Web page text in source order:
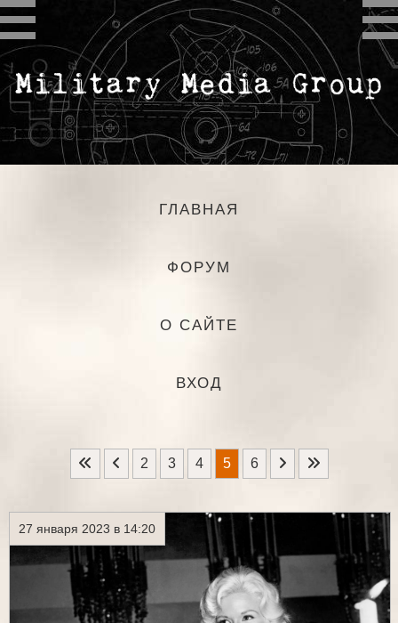
ГЛАВНАЯ
ФОРУМ
О САЙТЕ
ВХОД
2 3 4 5 6
27 января 2023 в 14:20